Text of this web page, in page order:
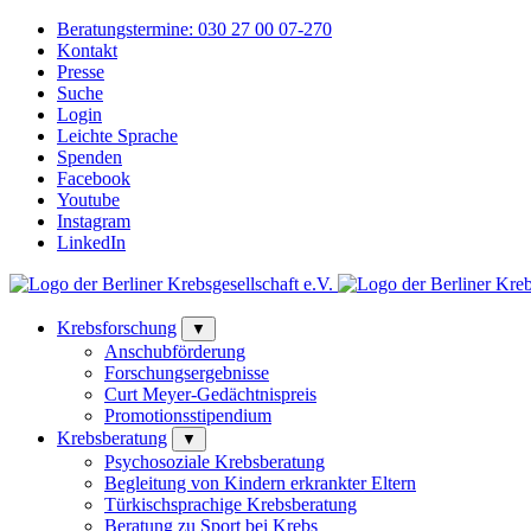
Beratungstermine: 030 27 00 07-270
Kontakt
Presse
Suche
Login
Leichte Sprache
Spenden
Facebook
Youtube
Instagram
LinkedIn
Krebsforschung ▼
Anschubförderung
Forschungsergebnisse
Curt Meyer-Gedächtnispreis
Promotionsstipendium
Krebsberatung
▼
Psychosoziale Krebsberatung
Begleitung von Kindern erkrankter Eltern
Türkischsprachige Krebsberatung
Beratung zu Sport bei Krebs